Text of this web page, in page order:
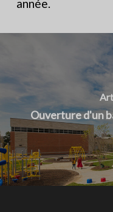
année.
Ouverture d'un